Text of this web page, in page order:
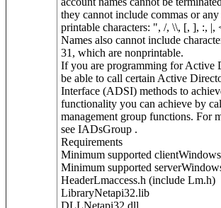
they cannot include commas or
printable characters: ", /, \\, [, ], :, |,
Names also cannot include
31, which are nonprintable.
If you are programming for Active
be able to call certain Active
Interface (ADSI) methods to
functionality you can achieve by
management group functions. For
see IADsGroup .
Requirements
Minimum supported
Minimum supported
HeaderLmaccess.h (include Lm.h)
LibraryNetapi32.lib
DLLNetapi32.dll